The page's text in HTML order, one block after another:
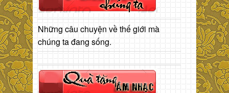
Những câu chuyện về thế giới mà
chúng ta đang sống.